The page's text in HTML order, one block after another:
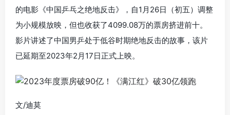
的电影《中国乒乓之绝地反击》，自1月26日（初五）调整
为小规模放映，但也收获了4099.08万的票房挤进前十。
影片讲述了中国男乒处于低谷时期绝地反击的故事，该片
已延期至2023年2月17日正式上映。
文/迪莫